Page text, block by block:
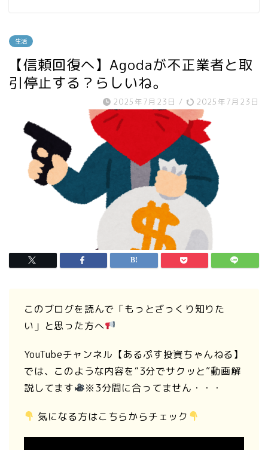
生活
【信頼回復へ】Agodaが不正業者と取
引停止する？らしいね。
2025年7月23日 / 2025年7月23日
このブログを読んで「もっとざっくり知りた
い」と思った方へ
YouTubeチャンネル【あるぷす投資ちゃんねる】
では、このような内容を“3分でサクッと”動画解
説してます
※3分間に合ってません・・・
気になる方はこちらからチェック